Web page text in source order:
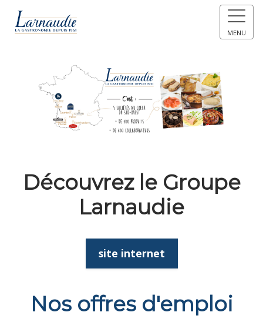
MENU
Découvrez le Groupe
Larnaudie
site internet
Nos offres d'emploi